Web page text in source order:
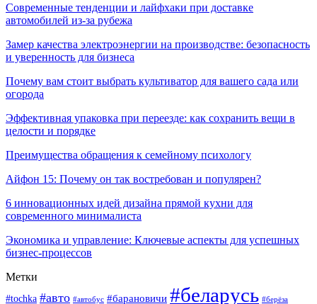
Современные тенденции и лайфхаки при доставке
автомобилей из-за рубежа
Замер качества электроэнергии на производстве: безопасность
и уверенность для бизнеса
Почему вам стоит выбрать культиватор для вашего сада или
огорода
Эффективная упаковка при переезде: как сохранить вещи в
целости и порядке
Преимущества обращения к семейному психологу
Айфон 15: Почему он так востребован и популярен?
6 инновационных идей дизайна прямой кухни для
современного минималиста
Экономика и управление: Ключевые аспекты для успешных
бизнес-процессов
Метки
#tochka #авто #автобус #барановичи #беларусь #берёза